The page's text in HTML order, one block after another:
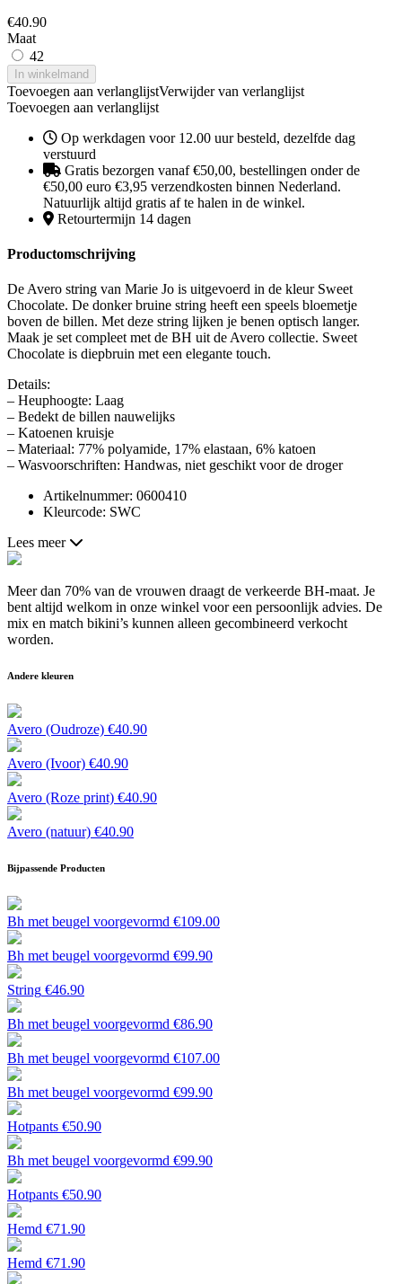
€40.90
Maat
42
In winkelmand
Toevoegen aan verlanglijstVerwijder van verlanglijst
Toevoegen aan verlanglijst
Op werkdagen voor 12.00 uur besteld, dezelfde dag
verstuurd
Gratis bezorgen vanaf €50,00, bestellingen onder de
€50,00 euro €3,95 verzendkosten binnen Nederland.
Natuurlijk altijd gratis af te halen in de winkel.
Retourtermijn 14 dagen
Productomschrijving
De Avero string van Marie Jo is uitgevoerd in de kleur Sweet
Chocolate. De donker bruine string heeft een speels bloemetje
boven de billen. Met deze string lijken je benen optisch langer.
Maak je set compleet met de BH uit de Avero collectie. Sweet
Chocolate is diepbruin met een elegante touch.
Details:
– Heuphoogte: Laag
– Bedekt de billen nauwelijks
– Katoenen kruisje
– Materiaal: 77% polyamide, 17% elastaan, 6% katoen
– Wasvoorschriften: Handwas, niet geschikt voor de droger
Artikelnummer: 0600410
Kleurcode: SWC
Lees meer
Meer dan 70% van de vrouwen draagt de verkeerde BH-maat. Je
bent altijd welkom in onze winkel voor een persoonlijk advies. De
mix en match bikini’s kunnen alleen gecombineerd verkocht
worden.
Andere kleuren
Avero (Oudroze) €40.90
Avero (Ivoor) €40.90
Avero (Roze print) €40.90
Avero (natuur) €40.90
Bijpassende Producten
Bh met beugel voorgevormd €109.00
Bh met beugel voorgevormd €99.90
String €46.90
Bh met beugel voorgevormd €86.90
Bh met beugel voorgevormd €107.00
Bh met beugel voorgevormd €99.90
Hotpants €50.90
Bh met beugel voorgevormd €99.90
Hotpants €50.90
Hemd €71.90
Hemd €71.90